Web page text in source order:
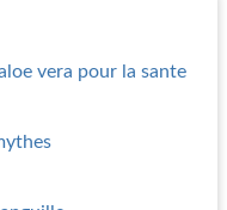
vera pour la sante